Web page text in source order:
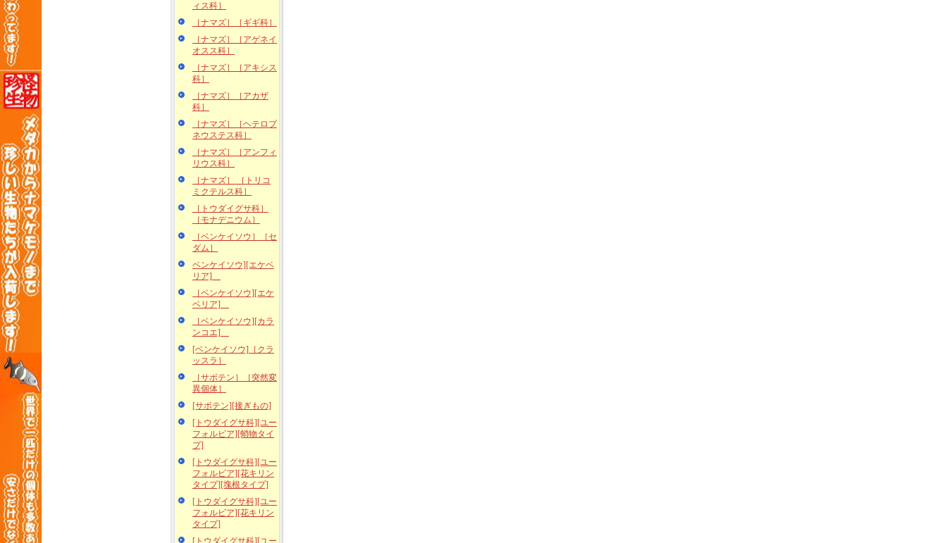
ィス科］
［ナマズ］［ギギ科］
［ナマズ］［アゲネイ
オスス科］
［ナマズ］［アキシス
科］
［ナマズ］［アカザ
科］
［ナマズ］［ヘテロプ
ネウステス科］
［ナマズ］［アンフィ
リウス科］
［ナマズ］ ［トリコ
ミクテルス科］
［トウダイグサ科］
［モナデニウム］
［ベンケイソウ］［セ
ダム］
ベンケイソウ][エケベ
リア]
［ベンケイソウ][エケ
ベリア]
［ベンケイソウ][カラ
ンコエ]
[ベンケイソウ]［クラ
ッスラ］
［サボテン］［突然変
異個体］
[サボテン][接ぎもの]
[トウダイグサ科][ユー
フォルビア][蛸物タイ
プ]
[トウダイグサ科][ユー
フォルビア][花キリン
タイプ][塊根タイプ]
[トウダイグサ科][ユー
フォルビア][花キリン
タイプ]
[トウダイグサ科][ユー